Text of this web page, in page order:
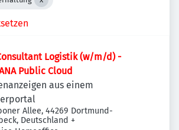
Logistik (w/m/d) -
Public Cloud
aus einem
Allee, 44269 Dortmund-
Deutschland +